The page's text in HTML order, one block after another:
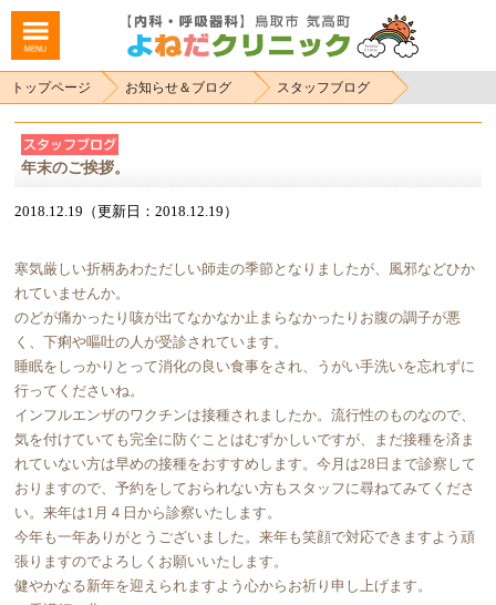
トップページ お知らせ＆ブログ スタッフブログ
年末のご挨拶。
2018.12.19（更新日：2018.12.19）
寒気厳しい折柄あわただしい師走の季節となりましたが、風邪などひか
れていませんか。
のどが痛かったり咳が出てなかなか止まらなかったりお腹の調子が悪
く、下痢や嘔吐の人が受診されています。
睡眠をしっかりとって消化の良い食事をされ、うがい手洗いを忘れずに
行ってくださいね。
インフルエンザのワクチンは接種されましたか。流行性のものなので、
気を付けていても完全に防ぐことはむずかしいですが、まだ接種を済ま
れていない方は早めの接種をおすすめします。今月は28日まで診察して
おりますので、予約をしておられない方もスタッフに尋ねてみてくださ
い。来年は1月４日から診察いたします。
今年も一年ありがとうございました。来年も笑顔で対応できますよう頑
張りますのでよろしくお願いいたします。
健やかなる新年を迎えられますよう心からお祈り申し上げます。